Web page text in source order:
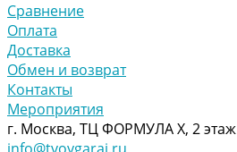
Сравнение
Оплата
Доставка
Обмен и возврат
Контакты
Мероприятия
г. Москва, ТЦ ФОРМУЛА Х, 2 этаж